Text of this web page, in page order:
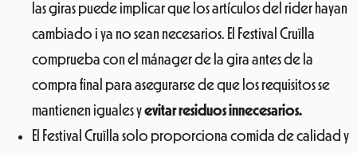
las giras puede implicar que los artículos del rider hayan
cambiado i ya no sean necesarios. El Festival Cruïlla
comprueba con el mánager de la gira antes de la
compra final para asegurarse de que los requisitos se
mantienen iguales yevitar residuos innecesarios.
El Festival Cruïlla solo proporciona comida de calidad y